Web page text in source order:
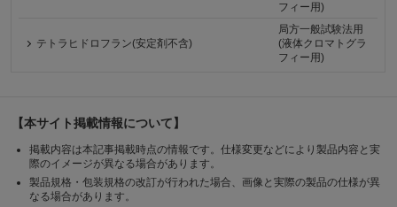
フィー用)
テトラヒドロフラン(安定剤不含)
局方一般試験法用
(液体クロマトグラ
フィー用)
【本サイト掲載情報について】
掲載内容は本記事掲載時点の情報です。仕様変更などにより製品内容と実
際のイメージが異なる場合があります。
製品規格・包装規格の改訂が行われた場合、画像と実際の製品の仕様が異
なる場合があります。